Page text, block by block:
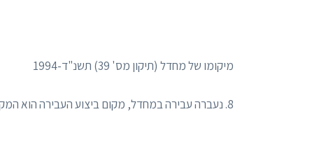
מיקומו של מחדל (תיקון מס' 39) תשנ"ד-1994
8. נעברה עבירה במחדל, מקום ביצוע העבירה הוא המקום שבו היתה חובת העשייה טעונה קיום.